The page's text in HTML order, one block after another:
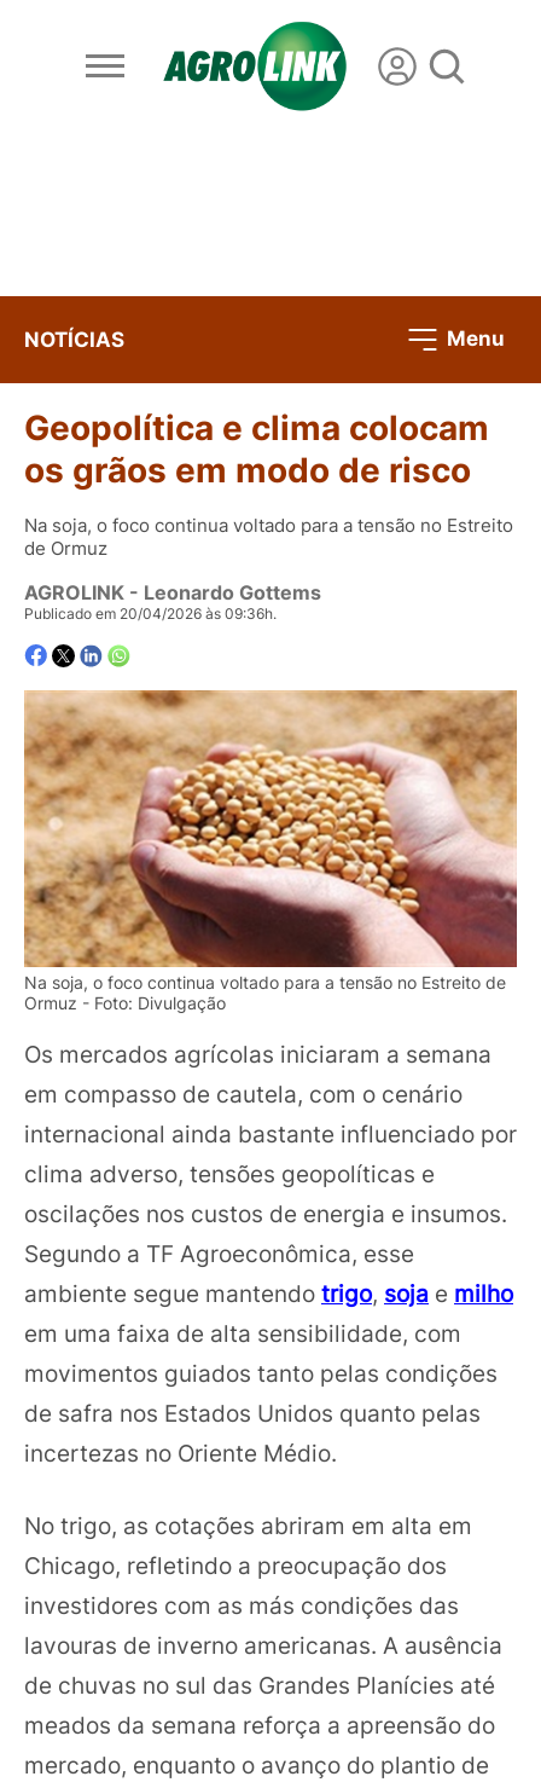
NOTÍCIAS Menu
Geopolítica e clima colocam
os grãos em modo de risco
Na soja, o foco continua voltado para a tensão no Estreito
de Ormuz
AGROLINK - Leonardo Gottems
Publicado em 20/04/2026 às 09:36h.
Na soja, o foco continua voltado para a tensão no Estreito de
Ormuz - Foto: Divulgação
Os mercados agrícolas iniciaram a semana
em compasso de cautela, com o cenário
internacional ainda bastante influenciado por
clima adverso, tensões geopolíticas e
oscilações nos custos de energia e insumos.
Segundo a TF Agroeconômica, esse
ambiente segue mantendo trigo, soja e milho
em uma faixa de alta sensibilidade, com
movimentos guiados tanto pelas condições
de safra nos Estados Unidos quanto pelas
incertezas no Oriente Médio.
No trigo, as cotações abriram em alta em
Chicago, refletindo a preocupação dos
investidores com as más condições das
lavouras de inverno americanas. A ausência
de chuvas no sul das Grandes Planícies até
meados da semana reforça a apreensão do
mercado, enquanto o avanço do plantio de